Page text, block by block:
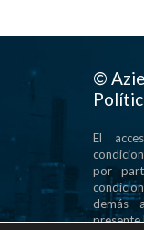
©
El
por
demás
presente